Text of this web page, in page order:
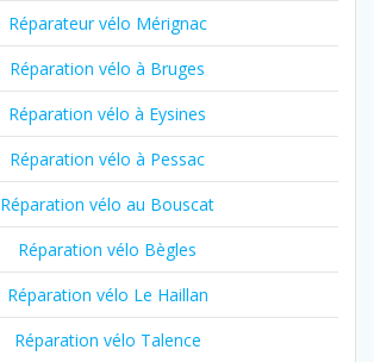
Réparateur vélo Mérignac
Réparation vélo à Bruges
Réparation vélo à Eysines
Réparation vélo à Pessac
Réparation vélo au Bouscat
Réparation vélo Bègles
Réparation vélo Le Haillan
Réparation vélo Talence